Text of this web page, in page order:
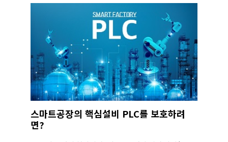
스마트공장의 핵심설비 PLC를 보호하려
면?